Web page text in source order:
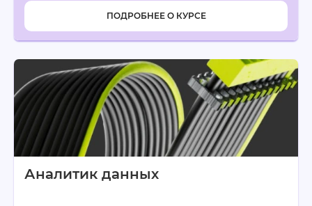
ПОДРОБНЕЕ О КУРСЕ
Аналитик данных